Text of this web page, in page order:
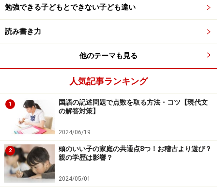
「8人にりんごをあげます。1人に6個あげます。全部で
「8×6」なのか「6×8」なのかという違いです。「掛ける
数」と「掛けられる数」の関係から順番が決まります
こうしたことを踏まえると、いずれも明確な答えが出し
にくくなりますし、やはり柔軟な判断が必要です。
しかし、クラス担任や教科担任が変わると解釈も変わる
というのでは、子どもたちも混乱してしまいます。「前
の先生はマルだったのに、新しい先生はバツにした」と
いうことが起きないよう、学校全体でのすり合わせも大
勉強できる子どもとできない子ども違い
読み書き力
他のテーマも見る
人気記事ランキング
1
国語の記述問題で点数を取る方法・コツ【現代文
の解答対策】
2024/06/19
2
頭のいい子の家庭の共通点8つ！お稽古より遊び？
親の学歴は影響？
2024/05/01